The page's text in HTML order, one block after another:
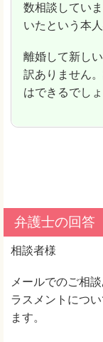
数相談してい
いたという本
離婚して新し
訳ありません
はできるでし
弁護士の回答
相談者様
メールでのご相
ラスメントにつ
ます。